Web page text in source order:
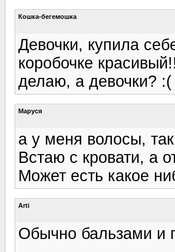
Кошка-бегемошка
Девочки, купила
коробочке
делаю, а девочки? :(
Маруся
а у меня волосы,
Встаю с кровати, а
Может есть какое
Arti
Обычно бальзами и